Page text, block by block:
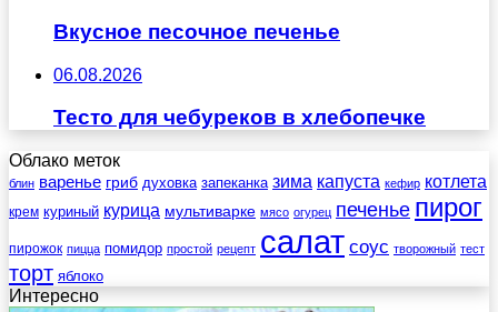
Вкусное песочное печенье
06.08.2026
Тесто для чебуреков в хлебопечке
Облако меток
блин варенье гриб духовка запеканка зима капуста кефир котлета
крем куриный курица мультиварке мясо огурец печенье пирог
пирожок пицца помидор простой рецепт салат соус творожный тест
торт яблоко
Интересно